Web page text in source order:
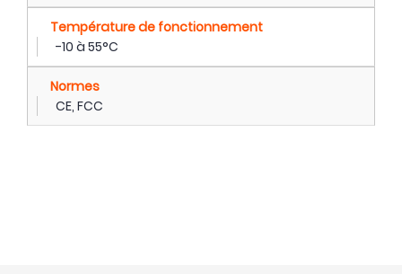
Température de fonctionnement
-10 à 55°C
Normes
CE, FCC